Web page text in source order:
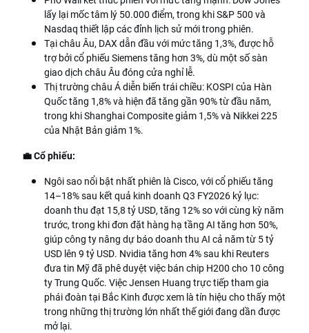
lấy lại mốc tâm lý 50.000 điểm, trong khi S&P 500 và
Nasdaq thiết lập các đỉnh lịch sử mới trong phiên.
Tại châu Âu, DAX dẫn đầu với mức tăng 1,3%, được hỗ
trợ bởi cổ phiếu Siemens tăng hơn 3%, dù một số sàn
giao dịch châu Âu đóng cửa nghỉ lễ.
Thị trường châu Á diễn biến trái chiều: KOSPI của Hàn
Quốc tăng 1,8% và hiện đã tăng gần 90% từ đầu năm,
trong khi Shanghai Composite giảm 1,5% và Nikkei 225
của Nhật Bản giảm 1%.
💼 Cổ phiếu:
Ngôi sao nổi bật nhất phiên là Cisco, với cổ phiếu tăng
14–18% sau kết quả kinh doanh Q3 FY2026 kỷ lục:
doanh thu đạt 15,8 tỷ USD, tăng 12% so với cùng kỳ năm
trước, trong khi đơn đặt hàng hạ tầng AI tăng hơn 50%,
giúp công ty nâng dự báo doanh thu AI cả năm từ 5 tỷ
USD lên 9 tỷ USD. Nvidia tăng hơn 4% sau khi Reuters
đưa tin Mỹ đã phê duyệt việc bán chip H200 cho 10 công
ty Trung Quốc. Việc Jensen Huang trực tiếp tham gia
phái đoàn tại Bắc Kinh được xem là tín hiệu cho thấy một
trong những thị trường lớn nhất thế giới đang dần được
mở lại.